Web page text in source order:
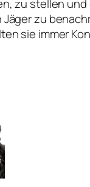
zu stellen und
Jäger zu
sie immer